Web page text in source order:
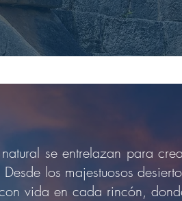
se entrelazan para
los majestuosos
vida en cada rincón,